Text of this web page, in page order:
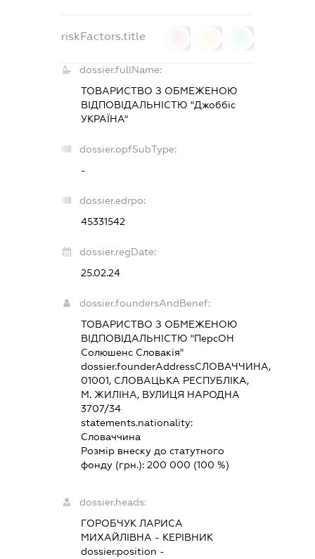
riskFactors.title
dossier.fullName:
ТОВАРИСТВО З ОБМЕЖЕНОЮ
ВІДПОВІДАЛЬНІСТЮ "Джоббіс
УКРАЇНА"
dossier.opfSubType:
-
dossier.edrpo:
45331542
dossier.regDate:
25.02.24
dossier.foundersAndBenef:
ТОВАРИСТВО З ОБМЕЖЕНОЮ
ВІДПОВІДАЛЬНІСТЮ "ПерсОН
Солюшенс Словакія"
dossier.founderAddressСЛОВАЧЧИНА,
01001, СЛОВАЦЬКА РЕСПУБЛІКА,
М. ЖИЛІНА, ВУЛИЦЯ НАРОДНА
3707/34
statements.nationality:
Словаччина
Розмір внеску до статутного
фонду (грн.): 200 000 (100 %)
dossier.heads:
ГОРОБЧУК ЛАРИСА
МИХАЙЛІВНА - КЕРІВНИК
dossier.position -